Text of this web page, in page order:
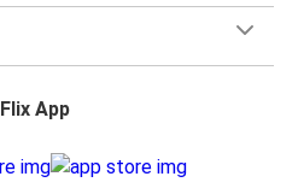
Flix App